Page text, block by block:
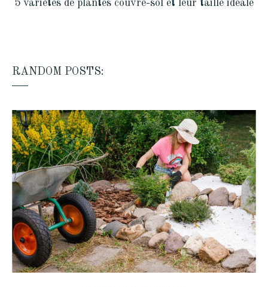
5 variétés de plantes couvre-sol et leur taille idéale
RANDOM POSTS: